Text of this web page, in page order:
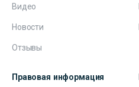
Видео
Новости
Отзывы
Правовая информация